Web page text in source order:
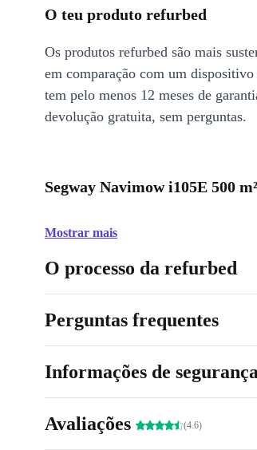
O teu produto refurbed
Os produtos refurbed são mais
em comparação com um
tem pelo menos 12 meses de
devolução gratuita, sem perguntas.
Segway Navimow i105E 500
Mostrar mais
O processo da refurbed
Perguntas frequentes
Informações de
Avaliações (4.6)